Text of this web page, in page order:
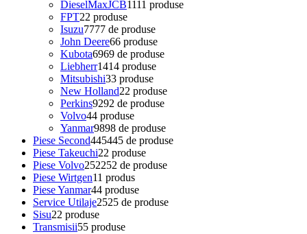
DieselMaxJCB1111 produse
FPT22 produse
Isuzu7777 de produse
John Deere66 produse
Kubota6969 de produse
Liebherr1414 produse
Mitsubishi33 produse
New Holland22 produse
Perkins9292 de produse
Volvo44 produse
Yanmar9898 de produse
Piese Second445445 de produse
Piese Takeuchi22 produse
Piese Volvo252252 de produse
Piese Wirtgen11 produs
Piese Yanmar44 produse
Service Utilaje2525 de produse
Sisu22 produse
Transmisii55 produse